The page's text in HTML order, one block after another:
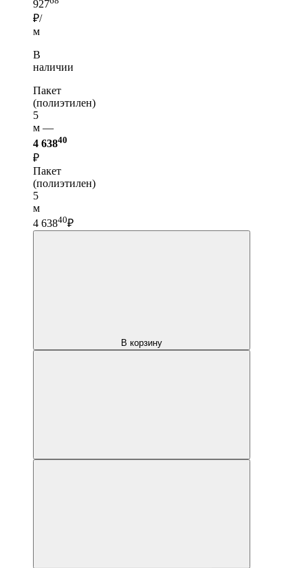
927
₽/
м
В
наличии
Пакет
(полиэтилен)
5
м —
4 63840
₽
Пакет
(полиэтилен)
5
м
4 63840₽
В корзину